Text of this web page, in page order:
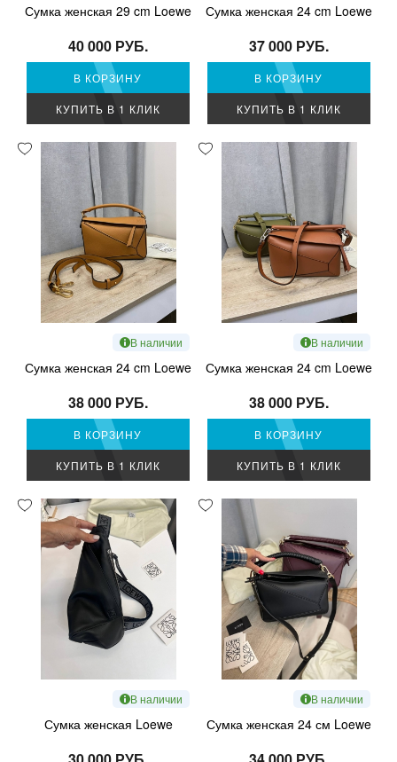
Сумка женская 29 cm Loewe
40 000 РУБ.
В КОРЗИНУ
КУПИТЬ В 1 КЛИК
Сумка женская 24 cm Loewe
37 000 РУБ.
В КОРЗИНУ
КУПИТЬ В 1 КЛИК
В наличии
Сумка женская 24 cm Loewe
38 000 РУБ.
В КОРЗИНУ
КУПИТЬ В 1 КЛИК
В наличии
Сумка женская 24 cm Loewe
38 000 РУБ.
В КОРЗИНУ
КУПИТЬ В 1 КЛИК
В наличии
Сумка женская Loewe
В наличии
Сумка женская 24 см Loewe